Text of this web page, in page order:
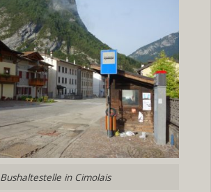
Bushaltestelle in Cimolais